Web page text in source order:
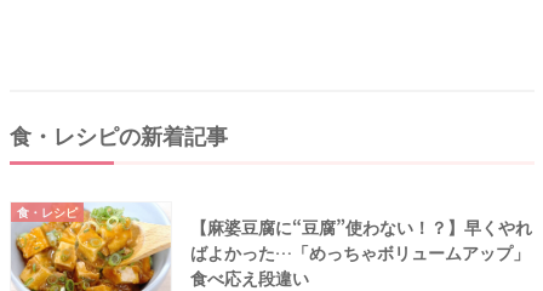
食・レシピの新着記事
食・レシピ
【麻婆豆腐に“豆腐”使わない！？】早くやれ
ばよかった…「めっちゃボリュームアップ」
食べ応え段違い